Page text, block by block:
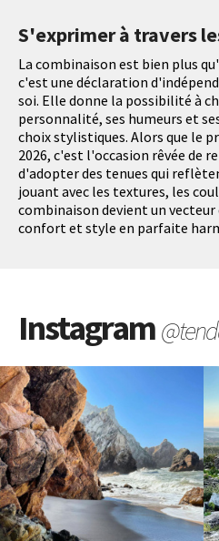
S'exprimer à travers
La combinaison est bien plus
c'est une déclaration
soi. Elle donne la possibilité à
personnalité, ses humeurs et
choix stylistiques. Alors que le
2026, c'est l'occasion rêvée de
d'adopter des tenues qui
jouant avec les textures, les
combinaison devient un
confort et style en parfaite
Instagram